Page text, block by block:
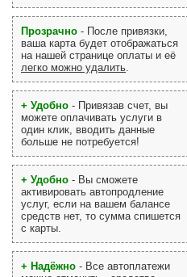
Прозрачно - После привязки,
ваша карта будет отображаться
на нашей странице оплаты и её
легко можно удалить
+ Удобно - Привязав счет, вы
можете оплачивать услуги в
один клик, вводить данные
больше не потребуется!
+ Удобно - Вы сможете
активировать автопродление
услуг, если на вашем балансе
средств нет, то сумма спишется
с карты.
+ Надёжно - Все автоплатежи